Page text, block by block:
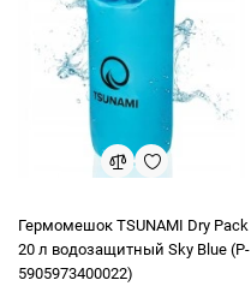
Гермомешок TSUNAMI Dry Pack
20 л водозащитный Sky Blue (P-
5905973400022)